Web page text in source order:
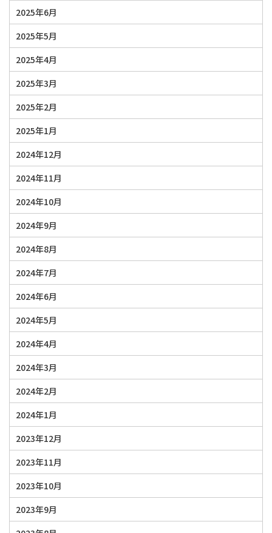
2025年6月
2025年5月
2025年4月
2025年3月
2025年2月
2025年1月
2024年12月
2024年11月
2024年10月
2024年9月
2024年8月
2024年7月
2024年6月
2024年5月
2024年4月
2024年3月
2024年2月
2024年1月
2023年12月
2023年11月
2023年10月
2023年9月